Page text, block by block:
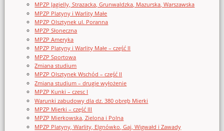
MPZP Jagielly, Strazacka, Grunwaldzka, Mazurska, Warszawska
MPZP Platyny i Warlity Małe
MPZP Olsztynek ul. Poranna
MPZP Słoneczna
MPZP Ameryka
MPZP Platyny i Warlity Małe – część II
MPZP Sportowa
Zmiana studium
MPZP Olsztynek Wschód – część II
Zmiana studium – drugie wyłożenie
MPZP Kunki – czesc I
Warunki zabudowy dla dz. 380 obręb Mierki
MPZP Mierki – część III
MPZP Mierkowska, Zielona i Polna
MPZP Platyny, Warlity, Elgnówko, Gaj, Wigwałd i Zawady